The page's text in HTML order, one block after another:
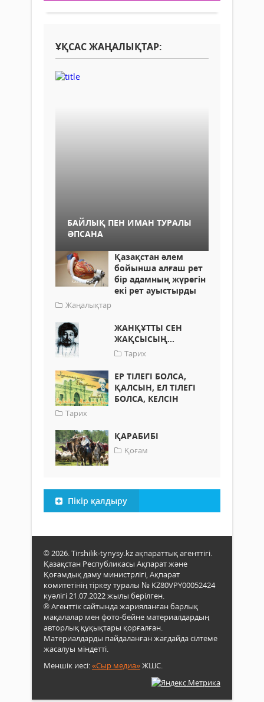
ҰҚСАС ЖАҢАЛЫҚТАР:
БАЙЛЫҚ ПЕН ИМАН ТУРАЛЫ
ӘПСАНА
Қазақстан әлем
бойынша алғаш рет
бір адамның жүрегін
екі рет ауыстырды
Жаңалықтар
ЖАНҚҰТТЫ СЕН
ЖАҚСЫСЫҢ...
Тарих
ЕР ТІЛЕГІ БОЛСА,
ҚАЛСЫН, ЕЛ ТІЛЕГІ
БОЛСА, КЕЛСІН
Тарих
ҚАРАБИБІ
Қоғам
Пікір қалдыру
© 2026. Tirshilik-tynysy.kz ақпараттық агенттігі.
Қазақстан Республикасы Ақпарат және
Қоғамдық даму министрлігі, Ақпарат
комитетінің тіркеу туралы № KZ80VPY00052424
куәлігі 21.07.2022 жылы берілген.
® Агенттік сайтында жарияланған барлық
мақалалар мен фото-бейне материалдардың
авторлық құқықтары қорғалған.
Материалдарды пайдаланған жағдайда сілтеме
жасалуы міндетті.
Меншік иесі:«Сыр медиа»ЖШС.